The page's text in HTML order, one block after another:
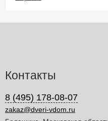
Контакты
8 (495) 178-08-07
zakaz@dveri-vdom.ru